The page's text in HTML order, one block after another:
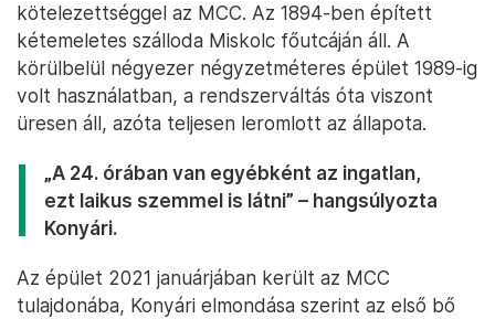
kötelezettséggel az MCC. Az 1894-ben épített
kétemeletes szálloda Miskolc főutcáján áll. A
körülbelül négyezer négyzetméteres épület 1989-ig
volt használatban, a rendszerváltás óta viszont
üresen áll, azóta teljesen leromlott az állapota.
„A 24. órában van egyébként az ingatlan,
ezt laikus szemmel is látni” – hangsúlyozta
Konyári.
Az épület 2021 januárjában került az MCC
tulajdonába, Konyári elmondása szerint az első bő